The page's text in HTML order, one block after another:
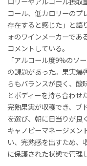
コール、低カロリーのプ
存在すると感じた」と語
ォのワインメーカーであ
コメントしている。
「アルコール度9%のソ
の課題があった。果実爆
らもバランスが良く、酸
とボディーを持ち合わせ
完熟果実が収穫でき、ブ
を選び、朝に日当りが良
キャノピーマネージメン
い、完熟感を出すため、
に保護された状態で管理